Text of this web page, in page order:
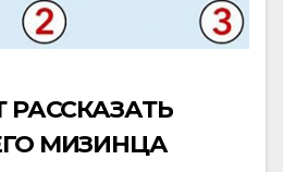
МИЗИНЦА